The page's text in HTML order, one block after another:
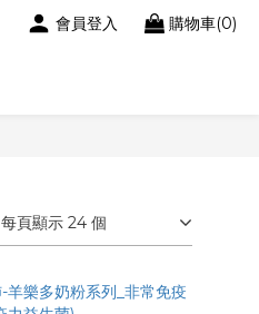
會員登入 購物車(0)
每頁顯示 24 個